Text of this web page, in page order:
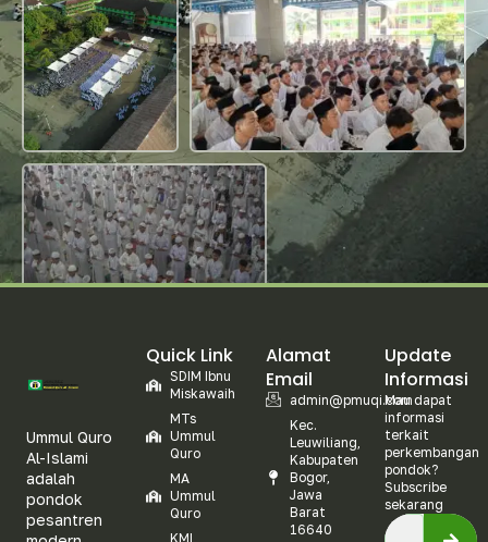
Ummul Quro
Al-Islami
adalah
pondok
pesantren
Quick Link
SDIM Ibnu
Miskawaih
MTs
Ummul
Quro
MA
Ummul
Quro
KMI
Alamat
Email
admin@pmuqi.com
Kec.
Leuwiliang,
Kabupaten
Bogor,
Jawa
Barat
16640
Update
Informasi
Mau dapat
informasi
terkait
perkembangan
pondok?
Subscribe
sekarang